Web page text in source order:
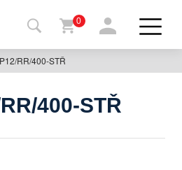
0
RR/400-STŘ
400-STŘ